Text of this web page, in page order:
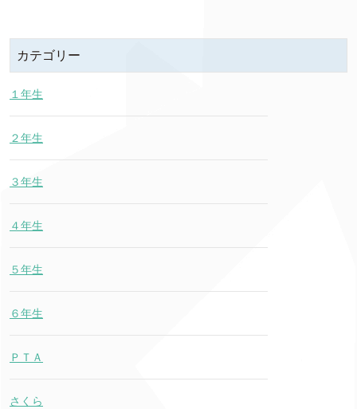
カテゴリー
１年生
２年生
３年生
４年生
５年生
６年生
ＰＴＡ
さくら